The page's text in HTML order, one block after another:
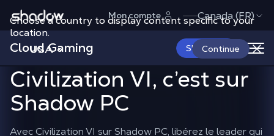
Choose a country to display content specific to your
location.
USA Continue
Shadow.tech Mon compte Canada (FR)
Cloud Gaming S'abonner
Pour profiter detous
vos mods
Civilization VI, c’est sur
Shadow PC
Avec Civilization VI sur Shadow PC, libérez le leader qui